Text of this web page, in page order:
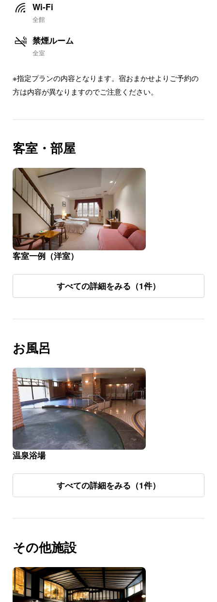
Wi-Fi
全館
禁煙ルーム
全室
※指定プランの内容となります。宿おまかせよりご予約の
方は内容が異なりますのでご注意ください。
客室・部屋
客室一例（洋室）
すべての詳細をみる（1件）
お風呂
温泉浴場
すべての詳細をみる（1件）
その他施設